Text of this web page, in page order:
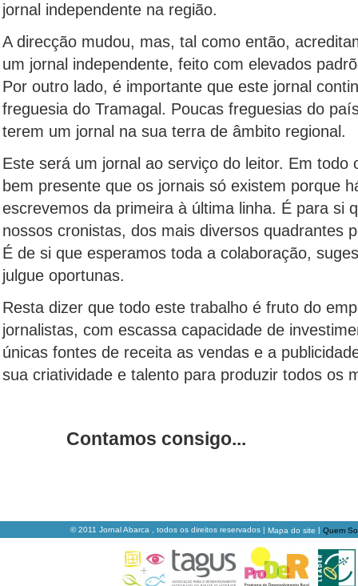
jornal independente na região.
A direcção mudou, mas, tal como então,
um jornal independente, feito com elevados
Por outro lado, é importante que este jornal
freguesia do Tramagal. Poucas freguesias do
terem um jornal na sua terra de âmbito regional.
Este será um jornal ao serviço do leitor. Em todo
bem presente que os jornais só existem porque
escrevemos da primeira à última linha. É para si
nossos cronistas, dos mais diversos quadrantes
É de si que esperamos toda a colaboração,
julgue oportunas.
Resta dizer que todo este trabalho é fruto do
jornalistas, com escassa capacidade de
únicas fontes de receita as vendas e a
sua criatividade e talento para produzir todos os
Contamos consigo...
© 2011 Jornal Abarca , todos os direitos reservados | Mapa do site | Quem